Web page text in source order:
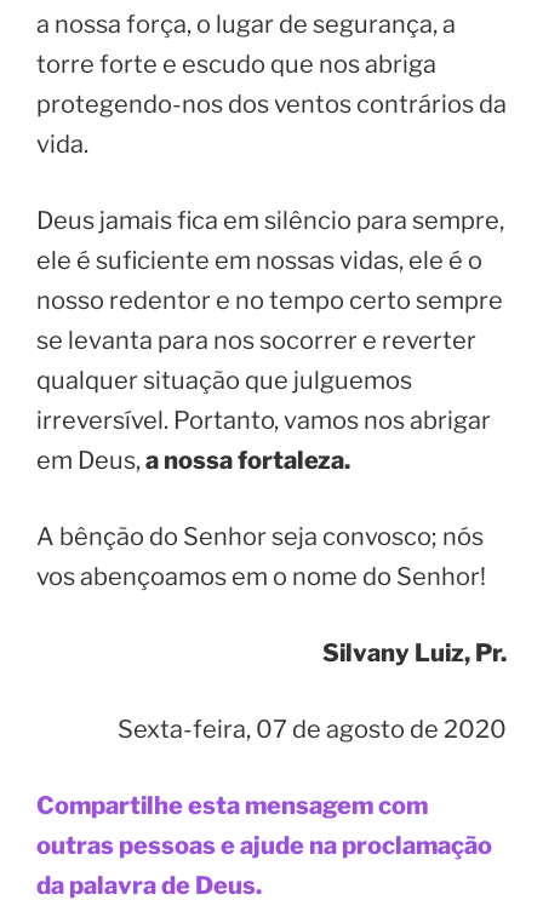
a nossa força, o lugar de segurança, a
torre forte e escudo que nos abriga
protegendo-nos dos ventos contrários da
vida.
Deus jamais fica em silêncio para sempre,
ele é suficiente em nossas vidas, ele é o
nosso redentor e no tempo certo sempre
se levanta para nos socorrer e reverter
qualquer situação que julguemos
irreversível. Portanto, vamos nos abrigar
em Deus,a nossa fortaleza.
A bênção do Senhor seja convosco; nós
vos abençoamos em o nome do Senhor!
Silvany Luiz, Pr.
Sexta-feira, 07 de agosto de 2020
Compartilhe esta mensagem com
outras pessoas e ajude na proclamação
da palavra de Deus.